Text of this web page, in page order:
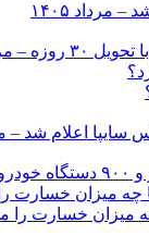
۱۴۰۵
میزان خسارت را